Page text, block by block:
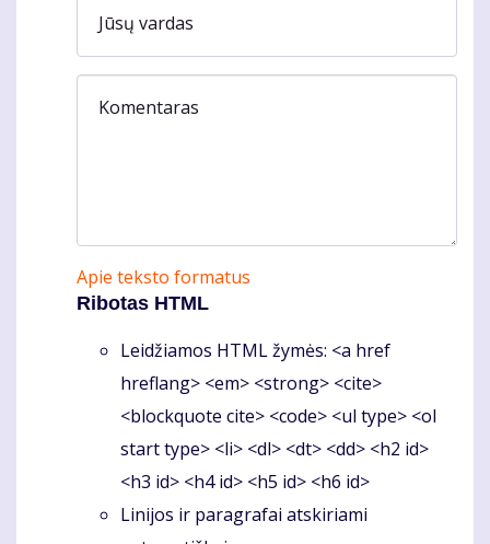
Jūsų vardas
Komentaras
Apie teksto formatus
Ribotas HTML
Leidžiamos HTML žymės: <a href
hreflang> <em> <strong> <cite>
<blockquote cite> <code> <ul type> <ol
start type> <li> <dl> <dt> <dd> <h2 id>
<h3 id> <h4 id> <h5 id> <h6 id>
Linijos ir paragrafai atskiriami